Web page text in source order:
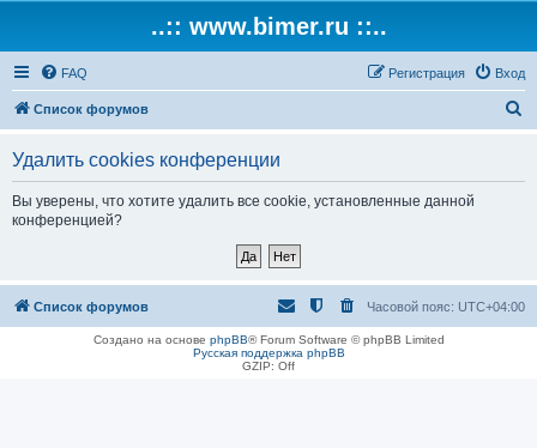
..:: www.bimer.ru ::..
FAQ Вход
Регистрация
Список форумов
Удалить cookies конференции
Вы уверены, что хотите удалить все cookie, установленные данной
конференцией?
Список форумов Часовой пояс: UTC+04:00
Создано на основе phpBB® Forum Software © phpBB Limited
Русская поддержка phpBB
GZIP: Off